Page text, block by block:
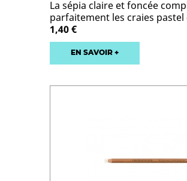
La sépia claire et foncée
parfaitement les craies pastel
1,40 €
EN SAVOIR +